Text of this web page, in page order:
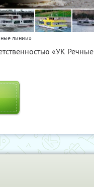
линии»
«УК Речные